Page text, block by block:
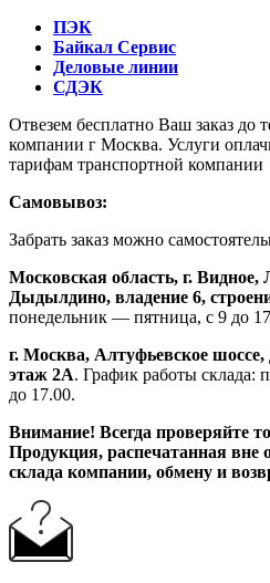
ПЭК
Байкал Сервис
Деловые линии
СДЭК
Отвезем бесплатно Ваш заказ до
компании г Москва. Услуги
тарифам транспортной компании
Самовывоз:
Забрать заказ можно
Московская область, г. Видное,
Дыдылдино, владение 6,
понедельник — пятница, с 9 до
г. Москва, Алтуфьевское
этаж 2А. График работы склада:
до 17.00.
Внимание! Всегда проверяйте
Продукция, распечатанная вне
склада компании, обмену и